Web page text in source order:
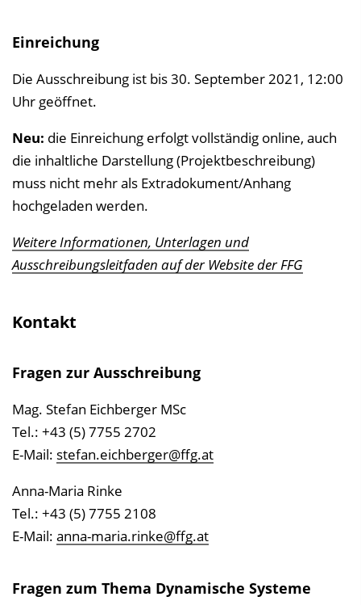
Einreichung
Die Ausschreibung ist bis 30. September 2021, 12:00
Uhr geöffnet.
Neu: die Einreichung erfolgt vollständig online, auch
die inhaltliche Darstellung (Projektbeschreibung)
muss nicht mehr als Extradokument/Anhang
hochgeladen werden.
Weitere Informationen, Unterlagen und
Ausschreibungsleitfaden auf der Website der FFG
Kontakt
Fragen zur Ausschreibung
Mag. Stefan Eichberger MSc
Tel.: +43 (5) 7755 2702
E-Mail: stefan.eichberger@ffg.at
Anna-Maria Rinke
Tel.: +43 (5) 7755 2108
E-Mail: anna-maria.rinke@ffg.at
Fragen zum Thema Dynamische Systeme